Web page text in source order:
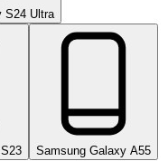
S24 Ultra
Samsung Galaxy A55